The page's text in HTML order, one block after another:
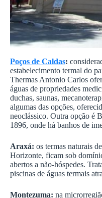
Poços de Caldas:
estabelecimento termal do
Thermas Antonio Carlos
águas de propriedades
duchas, saunas,
algumas das opções,
neoclássico. Outra opção é
1896, onde há banhos de
Araxá: os termas naturais
Horizonte, ficam sob
abertos a não-hóspedes.
piscinas de águas termais
Montezuma: na